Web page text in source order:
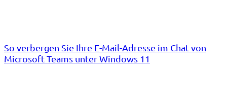
So verbergen Sie Ihre E-Mail-Adresse im Chat von
Microsoft Teams unter Windows 11